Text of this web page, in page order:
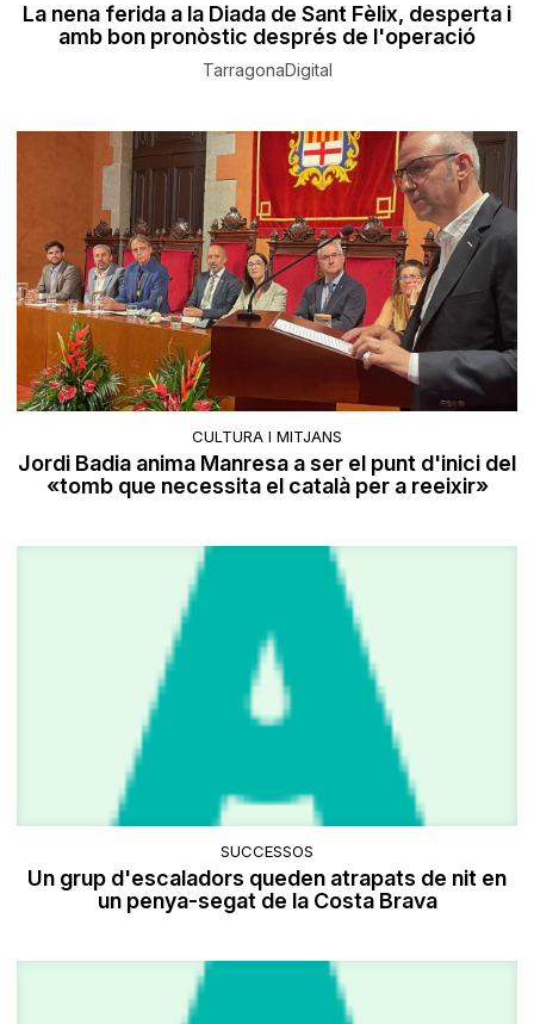
La nena ferida a la Diada de Sant Fèlix, desperta i
amb bon pronòstic després de l'operació
TarragonaDigital
CULTURA I MITJANS
Jordi Badia anima Manresa a ser el punt d'inici del
«tomb que necessita el català per a reeixir»
SUCCESSOS
Un grup d'escaladors queden atrapats de nit en
un penya-segat de la Costa Brava